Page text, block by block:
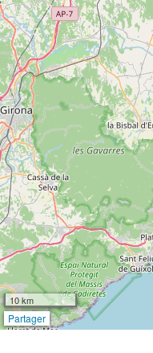
10 km
Partager